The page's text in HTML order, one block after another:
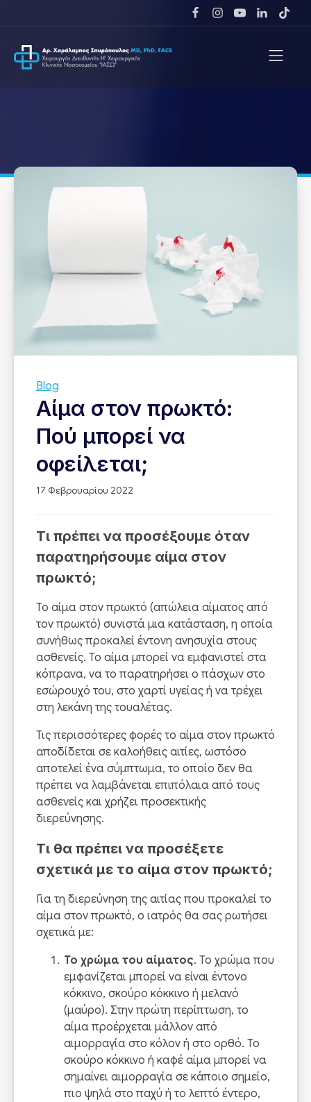
Blog
Αίμα στον πρωκτό:
Πού μπορεί να
οφείλεται;
17 Φεβρουαρίου 2022
Τι πρέπει να προσέξουμε όταν
παρατηρήσουμε αίμα στον
πρωκτό;
Το αίμα στον πρωκτό (απώλεια αίματος από
τον πρωκτό) συνιστά μια κατάσταση, η οποία
συνήθως προκαλεί έντονη ανησυχία στους
ασθενείς. Το αίμα μπορεί να εμφανιστεί στα
κόπρανα, να το παρατηρήσει ο πάσχων στο
εσώρουχό του, στο χαρτί υγείας ή να τρέχει
στη λεκάνη της τουαλέτας.
Τις περισσότερες φορές το αίμα στον πρωκτό
αποδίδεται σε καλοήθεις αιτίες, ωστόσο
αποτελεί ένα σύμπτωμα, το οποίο δεν θα
πρέπει να λαμβάνεται επιπόλαια από τους
ασθενείς και χρήζει προσεκτικής
διερεύνησης.
Τι θα πρέπει να προσέξετε
σχετικά με το αίμα στον πρωκτό;
Για τη διερεύνηση της αιτίας που προκαλεί το
αίμα στον πρωκτό, o ιατρός θα σας ρωτήσει
σχετικά με:
Το χρώμα του αίματος. Το χρώμα που
εμφανίζεται μπορεί να είναι έντονο
κόκκινο, σκούρο κόκκινο ή μελανό
(μαύρο). Στην πρώτη περίπτωση, το
αίμα προέρχεται μάλλον από
αιμορραγία στο κόλον ή στο ορθό. Το
σκούρο κόκκινο ή καφέ αίμα μπορεί να
σημαίνει αιμορραγία σε κάποιο σημείο,
πιο ψηλά στο παχύ ή το λεπτό έντερο,